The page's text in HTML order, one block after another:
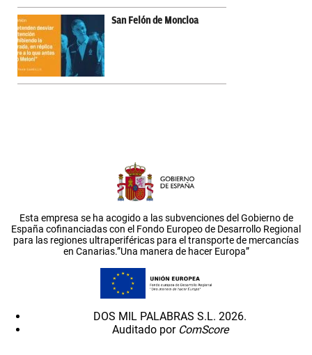
San Felón de Moncloa
Esta empresa se ha acogido a las subvenciones del Gobierno de
España cofinanciadas con el Fondo Europeo de Desarrollo Regional
para las regiones ultraperiféricas para el transporte de mercancías
en Canarias.”Una manera de hacer Europa”
DOS MIL PALABRAS S.L. 2026.
Auditado por ComScore